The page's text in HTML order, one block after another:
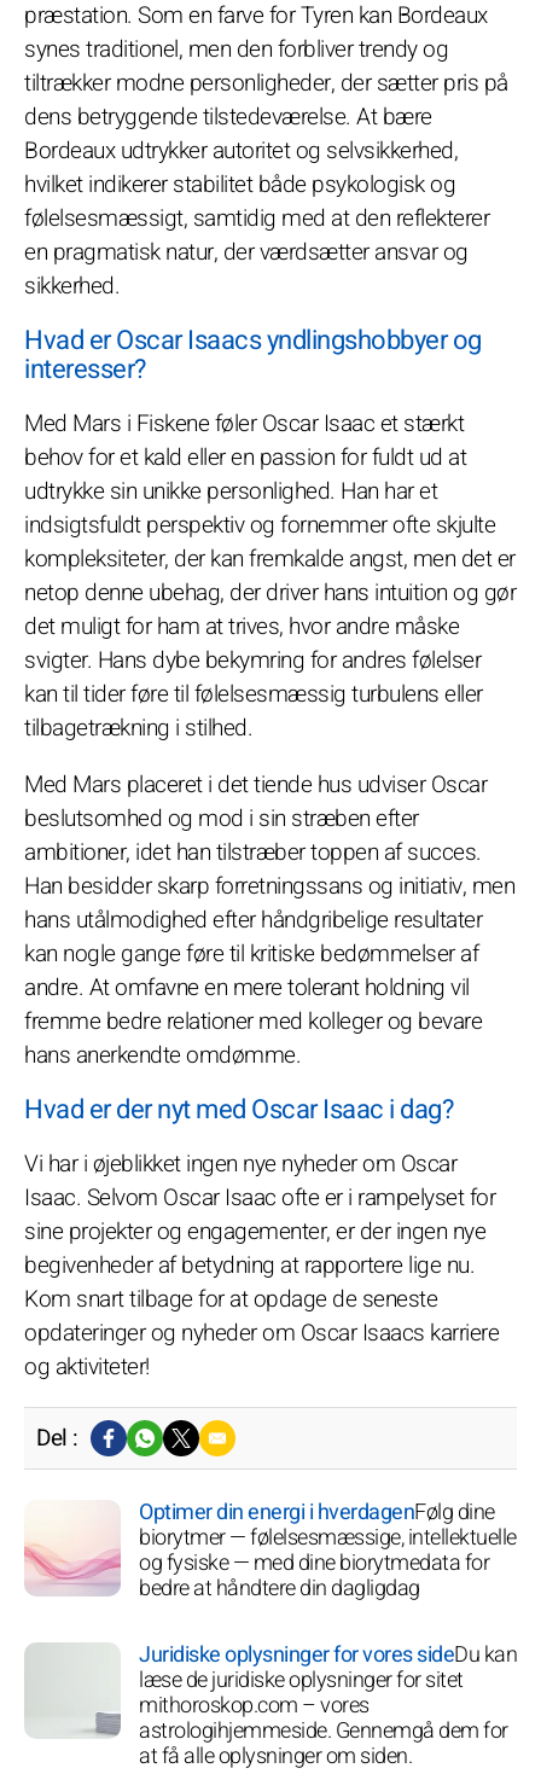
præstation. Som en farve for Tyren kan Bordeaux
synes traditionel, men den forbliver trendy og
tiltrækker modne personligheder, der sætter pris på
dens betryggende tilstedeværelse. At bære
Bordeaux udtrykker autoritet og selvsikkerhed,
hvilket indikerer stabilitet både psykologisk og
følelsesmæssigt, samtidig med at den reflekterer
en pragmatisk natur, der værdsætter ansvar og
sikkerhed.
Hvad er Oscar Isaacs yndlingshobbyer og
interesser?
Med Mars i Fiskene føler Oscar Isaac et stærkt
behov for et kald eller en passion for fuldt ud at
udtrykke sin unikke personlighed. Han har et
indsigtsfuldt perspektiv og fornemmer ofte skjulte
kompleksiteter, der kan fremkalde angst, men det er
netop denne ubehag, der driver hans intuition og gør
det muligt for ham at trives, hvor andre måske
svigter. Hans dybe bekymring for andres følelser
kan til tider føre til følelsesmæssig turbulens eller
tilbagetrækning i stilhed.
Med Mars placeret i det tiende hus udviser Oscar
beslutsomhed og mod i sin stræben efter
ambitioner, idet han tilstræber toppen af succes.
Han besidder skarp forretningssans og initiativ, men
hans utålmodighed efter håndgribelige resultater
kan nogle gange føre til kritiske bedømmelser af
andre. At omfavne en mere tolerant holdning vil
fremme bedre relationer med kolleger og bevare
hans anerkendte omdømme.
Hvad er der nyt med Oscar Isaac i dag?
Vi har i øjeblikket ingen nye nyheder om Oscar
Isaac. Selvom Oscar Isaac ofte er i rampelyset for
sine projekter og engagementer, er der ingen nye
begivenheder af betydning at rapportere lige nu.
Kom snart tilbage for at opdage de seneste
opdateringer og nyheder om Oscar Isaacs karriere
og aktiviteter!
Del :
Optimer din energi i hverdagenFølg dine
biorytmer — følelsesmæssige, intellektuelle
og fysiske — med dine biorytmedata for
bedre at håndtere din dagligdag
Juridiske oplysninger for vores sideDu kan
læse de juridiske oplysninger for sitet
mithoroskop.com – vores
astrologihjemmeside. Gennemgå dem for
at få alle oplysninger om siden.